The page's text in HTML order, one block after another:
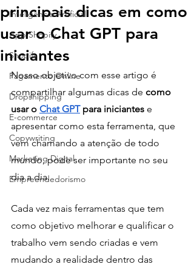
Inteligência Artificial
App Shopify
Shopify
Pagamento Online
Dropshipping
E-commerce
Copywriting
Marketing Digital
Empreendedorismo
principais dicas em como
usar o Chat GPT para
iniciantes
Nosso objetivo com esse artigo é
compartilhar algumas dicas de como
usar o Chat GPT para iniciantes e
apresentar como esta ferramenta, que
vem chamando a atenção de todo
mundo, pode ser importante no seu
dia a dia.
Cada vez mais ferramentas que tem
como objetivo melhorar e qualificar o
trabalho vem sendo criadas e vem
mudando a realidade dentro das